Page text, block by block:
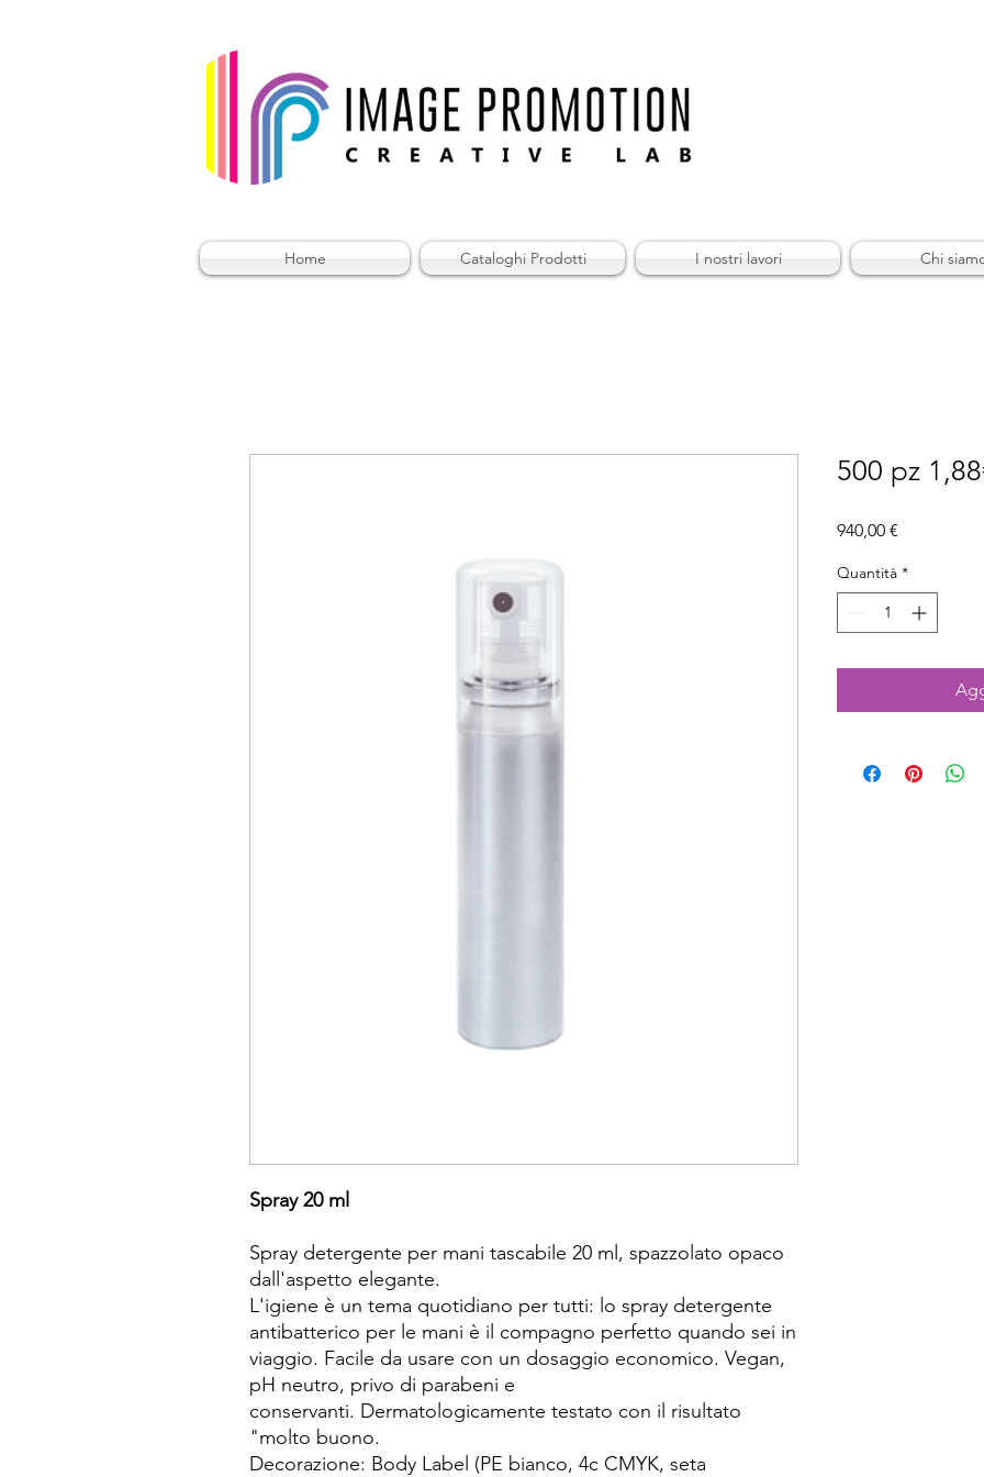
Home Cataloghi Prodotti I nostri lavori Chi
Spray 20 ml
Spray detergente per mani tascabile 20 ml, spazzolato opaco
dall'aspetto elegante.
L'igiene è un tema quotidiano per tutti: lo spray detergente
antibatterico per le mani è il compagno perfetto quando sei in
viaggio. Facile da usare con un dosaggio economico. Vegan,
pH neutro, privo di parabeni e
conservanti. Dermatologicamente testato con il risultato
"molto buono.
Decorazione: Body Label (PE bianco, 4c CMYK, seta
500 pz
940,00 €
Quantità *